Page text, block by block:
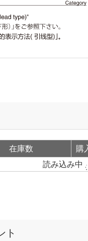
在庫数
購
読み込み中
ト